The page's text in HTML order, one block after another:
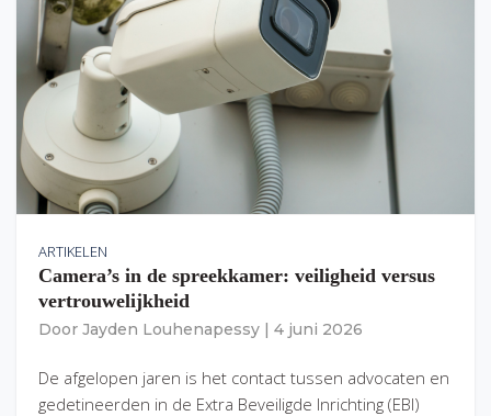
ARTIKELEN
Camera’s in de spreekkamer: veiligheid versus
vertrouwelijkheid
Door Jayden Louhenapessy 4 juni 2026
De afgelopen jaren is het contact tussen advocaten en
gedetineerden in de Extra Beveiligde Inrichting (EBI)